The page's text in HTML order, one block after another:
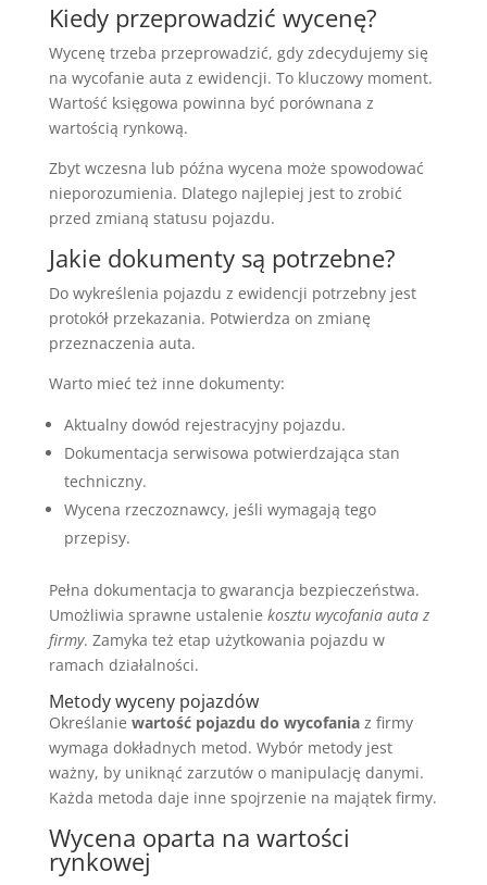
Kiedy przeprowadzić wycenę?
Wycenę trzeba przeprowadzić, gdy zdecydujemy się
na wycofanie auta z ewidencji. To kluczowy moment.
Wartość księgowa powinna być porównana z
wartością rynkową.
Zbyt wczesna lub późna wycena może spowodować
nieporozumienia. Dlatego najlepiej jest to zrobić
przed zmianą statusu pojazdu.
Jakie dokumenty są potrzebne?
Do wykreślenia pojazdu z ewidencji potrzebny jest
protokół przekazania. Potwierdza on zmianę
przeznaczenia auta.
Warto mieć też inne dokumenty:
Aktualny dowód rejestracyjny pojazdu.
Dokumentacja serwisowa potwierdzająca stan
techniczny.
Wycena rzeczoznawcy, jeśli wymagają tego
przepisy.
Pełna dokumentacja to gwarancja bezpieczeństwa.
Umożliwia sprawne ustalenie kosztu wycofania auta z
firmy. Zamyka też etap użytkowania pojazdu w
ramach działalności.
Metody wyceny pojazdów
Określanie wartość pojazdu do wycofaniaz firmy
wymaga dokładnych metod. Wybór metody jest
ważny, by uniknąć zarzutów o manipulację danymi.
Każda metoda daje inne spojrzenie na majątek firmy.
Wycena oparta na wartości
rynkowej